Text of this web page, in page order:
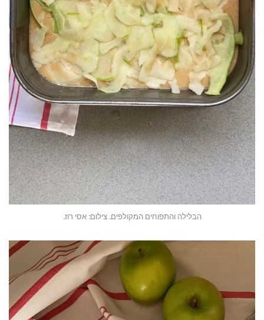
הבלילה והתפוחים המקולפים. צילום: אסי רוז.